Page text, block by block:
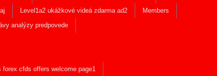
Level1a2 ukážkové videá zdarma ad2
Members
analýzy predpovede
forex cfds offers welcome page1